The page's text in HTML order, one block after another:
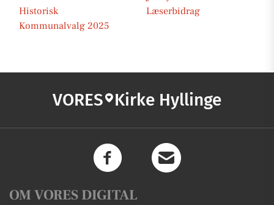
Historisk
Læserbidrag
Kommunalvalg 2025
VORES Kirke Hyllinge
OM VORES DIGITAL